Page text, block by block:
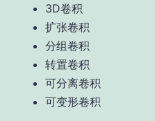
3D卷积
扩张卷积
分组卷积
转置卷积
可分离卷积
可变形卷积